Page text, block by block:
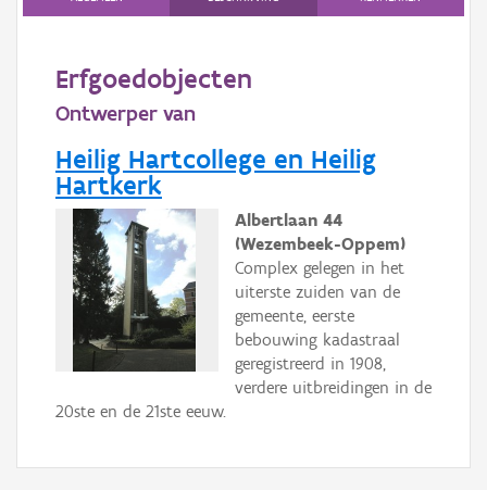
Downloads
Aanmelden
Erfgoedobjecten
Ontwerper van
Heilig Hartcollege en Heilig
Hartkerk
Albertlaan 44
(Wezembeek-Oppem)
Complex gelegen in het
uiterste zuiden van de
gemeente, eerste
bebouwing kadastraal
geregistreerd in 1908,
verdere uitbreidingen in de
20ste en de 21ste eeuw.